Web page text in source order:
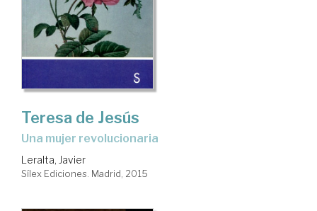
Teresa de Jesús
una mujer revolucionaria
Leralta, Javier
Sílex Ediciones. Madrid, 2015